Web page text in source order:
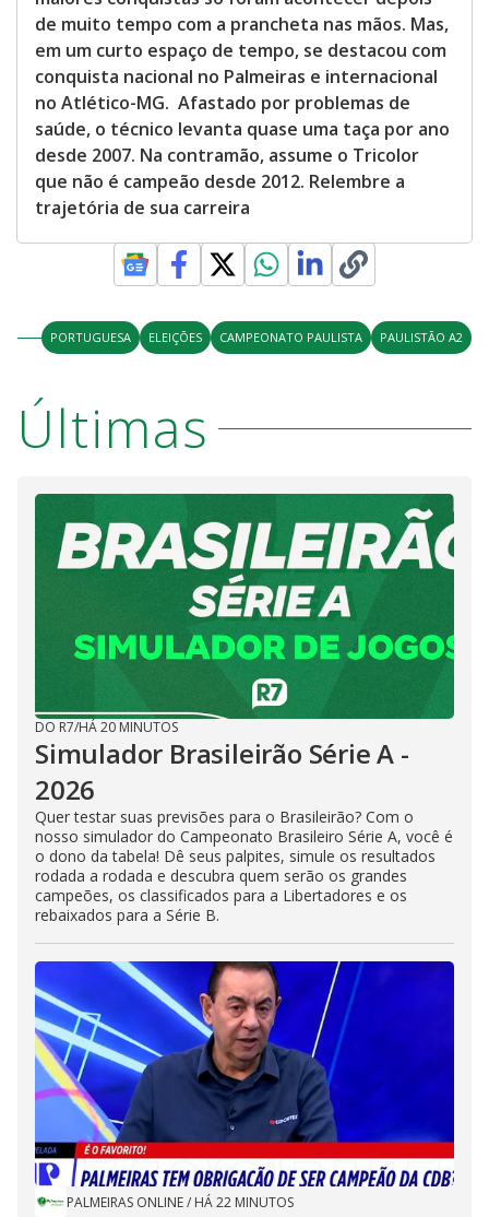
de muito tempo com a prancheta nas mãos. Mas,
em um curto espaço de tempo, se destacou com
conquista nacional no Palmeiras e internacional
no Atlético-MG. Afastado por problemas de
saúde, o técnico levanta quase uma taça por ano
desde 2007. Na contramão, assume o Tricolor
que não é campeão desde 2012. Relembre a
trajetória de sua carreira
PORTUGUESA ELEIÇÕES CAMPEONATO PAULISTA PAULISTÃO A2
Últimas
DO R7/HÁ 20 MINUTOS
Simulador Brasileirão Série A -
2026
Quer testar suas previsões para o Brasileirão? Com o
nosso simulador do Campeonato Brasileiro Série A, você é
o dono da tabela! Dê seus palpites, simule os resultados
rodada a rodada e descubra quem serão os grandes
campeões, os classificados para a Libertadores e os
rebaixados para a Série B.
PALMEIRAS ONLINE/ HÁ 22 MINUTOS